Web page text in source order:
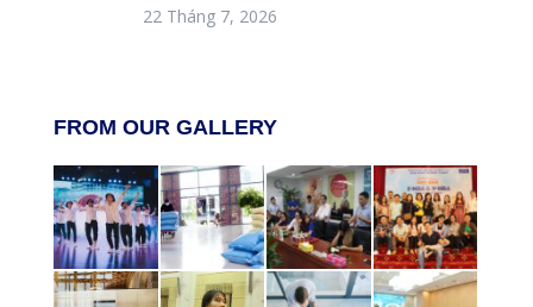
22 Tháng 7, 2026
FROM OUR GALLERY